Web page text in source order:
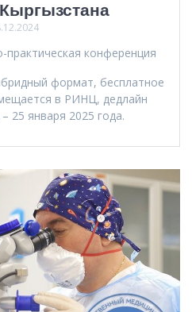
конференция
формат, бесплатное
в РИНЦ, дедлайн
25 января 2025 года.